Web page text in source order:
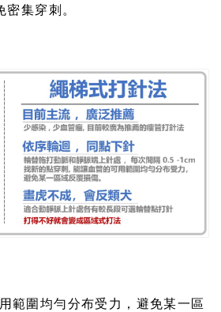
集穿刺。
範圍均勻分布受力，避免某一區